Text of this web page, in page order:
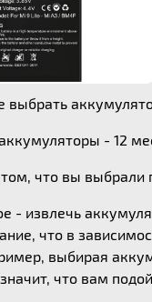
- 12
что вы выбрали
- извлечь
что в
выбирая
что вам